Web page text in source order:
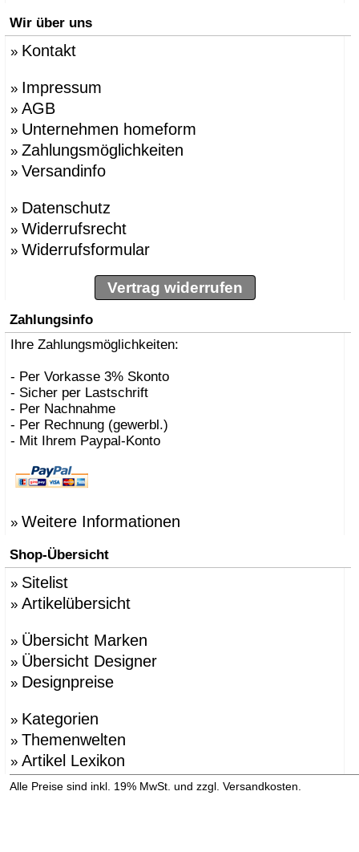
Wir über uns
» Kontakt
» Impressum
» AGB
» Unternehmen homeform
» Zahlungsmöglichkeiten
» Versandinfo
» Datenschutz
» Widerrufsrecht
» Widerrufsformular
Vertrag widerrufen
Zahlungsinfo
Ihre Zahlungsmöglichkeiten:
- Per Vorkasse 3% Skonto
- Sicher per Lastschrift
- Per Nachnahme
- Per Rechnung (gewerbl.)
- Mit Ihrem Paypal-Konto
» Weitere Informationen
Shop-Übersicht
» Sitelist
» Artikelübersicht
» Übersicht Marken
» Übersicht Designer
» Designpreise
» Kategorien
» Themenwelten
» Artikel Lexikon
Alle Preise sind inkl. 19% MwSt. und zzgl. Versandkosten.